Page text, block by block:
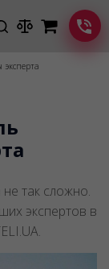
эксперта
так сложно.
экспертов в